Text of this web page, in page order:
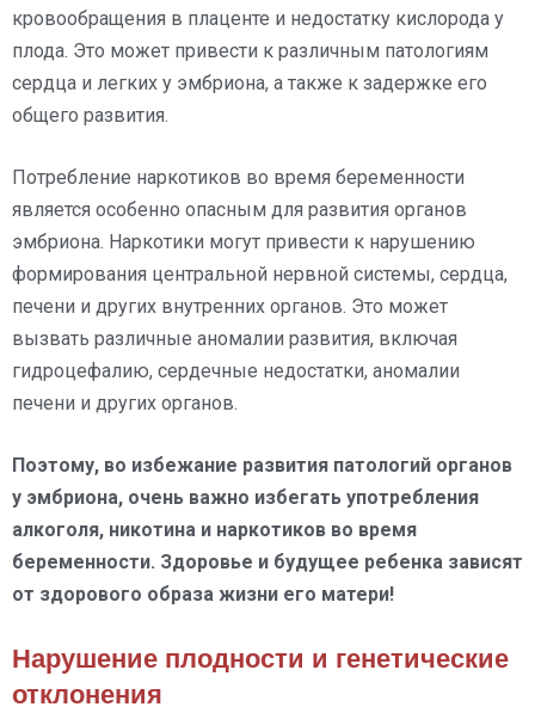
кровообращения в плаценте и недостатку кислорода у
плода. Это может привести к различным патологиям
сердца и легких у эмбриона, а также к задержке его
общего развития.
Потребление наркотиков во время беременности
является особенно опасным для развития органов
эмбриона. Наркотики могут привести к нарушению
формирования центральной нервной системы, сердца,
печени и других внутренних органов. Это может
вызвать различные аномалии развития, включая
гидроцефалию, сердечные недостатки, аномалии
печени и других органов.
Поэтому, во избежание развития патологий органов
у эмбриона, очень важно избегать употребления
алкоголя, никотина и наркотиков во время
беременности. Здоровье и будущее ребенка зависят
от здорового образа жизни его матери!
Нарушение плодности и генетические
отклонения